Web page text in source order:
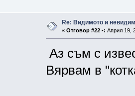
Re: Видимото и
« Отговор #22 -: Април 19,
Аз съм с
Вярвам в